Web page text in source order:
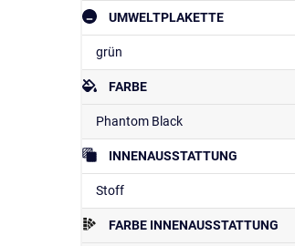
UMWELTPLAKETTE
grün
FARBE
Phantom Black
INNENAUSSTATTUNG
Stoff
FARBE INNENAUSSTATTUNG